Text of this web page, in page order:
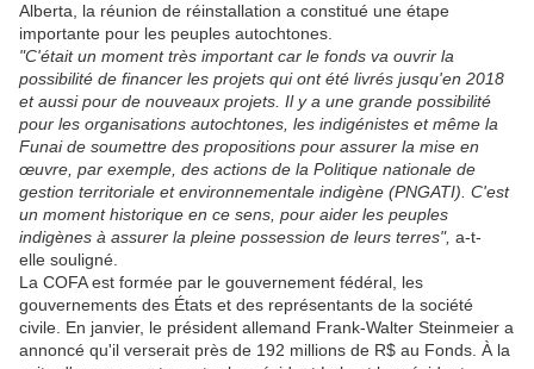
Alberta, la réunion de réinstallation a constitué une étape
importante pour les peuples autochtones.
"C'était un moment très important car le fonds va ouvrir la
possibilité de financer les projets qui ont été livrés jusqu'en 2018
et aussi pour de nouveaux projets. Il y a une grande possibilité
pour les organisations autochtones, les indigénistes et même la
Funai de soumettre des propositions pour assurer la mise en
œuvre, par exemple, des actions de la Politique nationale de
gestion territoriale et environnementale indigène (PNGATI). C'est
un moment historique en ce sens, pour aider les peuples
indigènes à assurer la pleine possession de leurs terres", a-t-
elle souligné.
La COFA est formée par le gouvernement fédéral, les
gouvernements des États et des représentants de la société
civile. En janvier, le président allemand Frank-Walter Steinmeier a
annoncé qu'il verserait près de 192 millions de R$ au Fonds. À la